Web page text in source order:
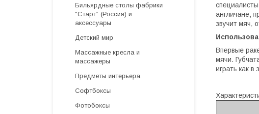
англичане,
звучит мяч,
Впервые
мячи.
играть как
Бильярдные столы фабрики
"Cтарт" (Россия) и
аксессуары
Детский мир
Массажные кресла и
массажеры
Предметы интерьера
Софтбоксы
Фотобоксы